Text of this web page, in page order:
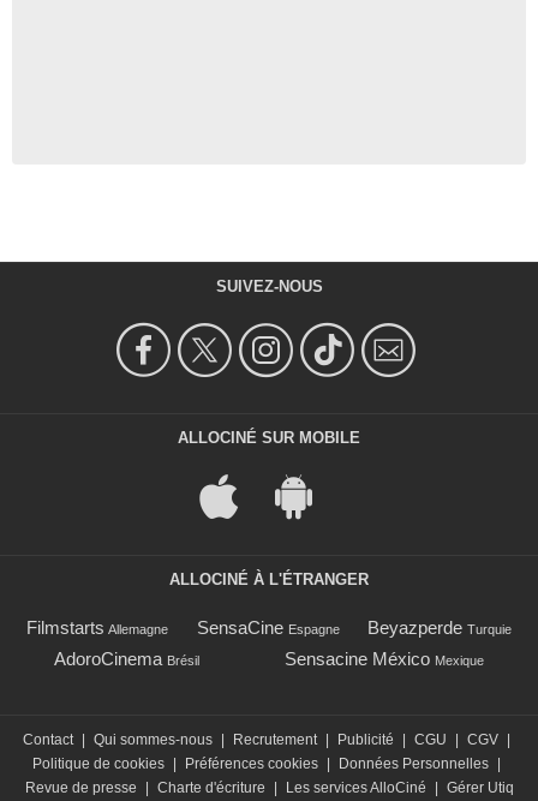
SUIVEZ-NOUS
ALLOCINÉ SUR MOBILE
ALLOCINÉ À L'ÉTRANGER
Filmstarts Allemagne SensaCine Espagne Beyazperde Turquie
AdoroCinema Brésil Sensacine México Mexique
Contact Qui sommes-nous Recrutement Publicité CGU CGV
Politique de cookies
Préférences cookies Données Personnelles
Revue de presse
Charte d'écriture Les services AlloCiné Gérer Utiq